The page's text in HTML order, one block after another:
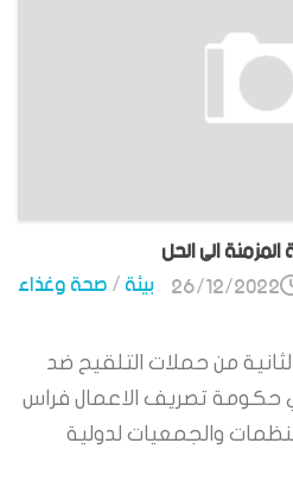
الى الحل
بيئة/صحة وغذاء 26/12/2022
من حملات التلقيح ضد
في حكومة تصريف الاعمال فراس
والجمعيات لدولية